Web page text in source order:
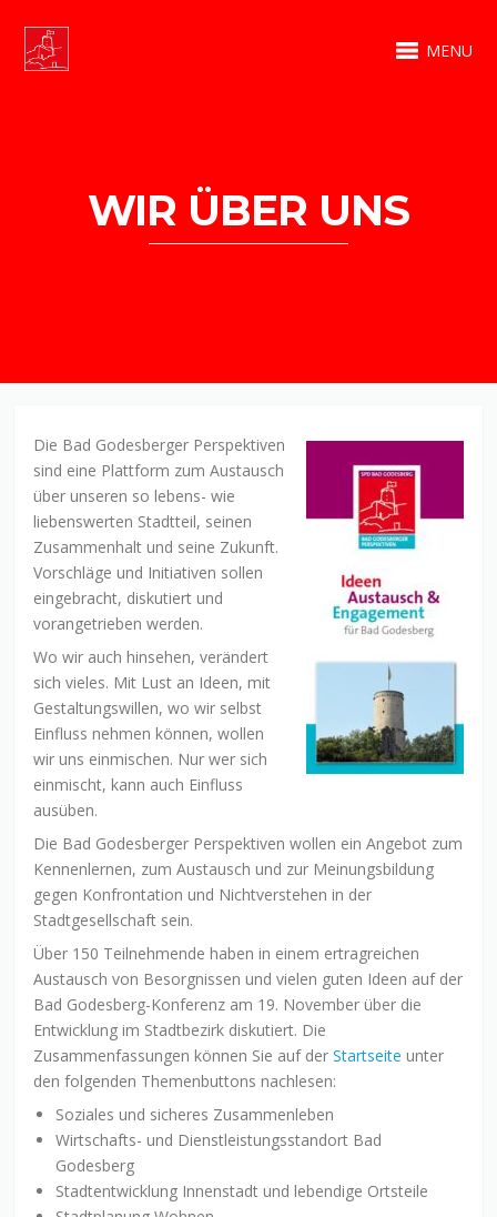
MENU
WIR ÜBER UNS
Die Bad Godesberger Perspektiven
sind eine Plattform zum Austausch
über unseren so lebens- wie
liebenswerten Stadtteil, seinen
Zusammenhalt und seine Zukunft.
Vorschläge und Initiativen sollen
eingebracht, diskutiert und
vorangetrieben werden.
Wo wir auch hinsehen, verändert
sich vieles. Mit Lust an Ideen, mit
Gestaltungswillen, wo wir selbst
Einfluss nehmen können, wollen
wir uns einmischen. Nur wer sich
einmischt, kann auch Einfluss
ausüben.
Die Bad Godesberger Perspektiven wollen ein Angebot zum
Kennenlernen, zum Austausch und zur Meinungsbildung
gegen Konfrontation und Nichtverstehen in der
Stadtgesellschaft sein.
Über 150 Teilnehmende haben in einem ertragreichen
Austausch von Besorgnissen und vielen guten Ideen auf der
Bad Godesberg-Konferenz am 19. November über die
Entwicklung im Stadtbezirk diskutiert. Die
Zusammenfassungen können Sie auf derStartseite unter
den folgenden Themenbuttons nachlesen:
Soziales und sicheres Zusammenleben
Wirtschafts- und Dienstleistungsstandort Bad
Godesberg
Stadtentwicklung Innenstadt und lebendige Ortsteile